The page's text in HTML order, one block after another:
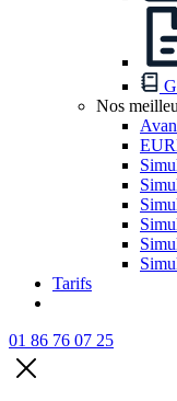
Nos
Tarifs
01 86 76 07 25